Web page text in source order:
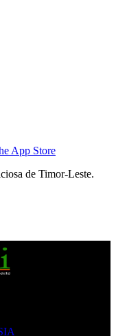
de Timor-Leste.